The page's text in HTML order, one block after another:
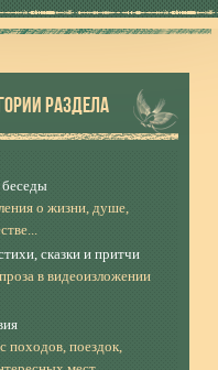
РАЗДЕЛА
о жизни, душе,
сказки и притчи
в видеоизложении
походов, поездок,